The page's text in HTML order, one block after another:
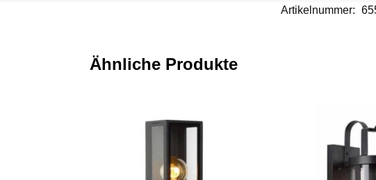
Artikelnummer:
Ähnliche Produkte